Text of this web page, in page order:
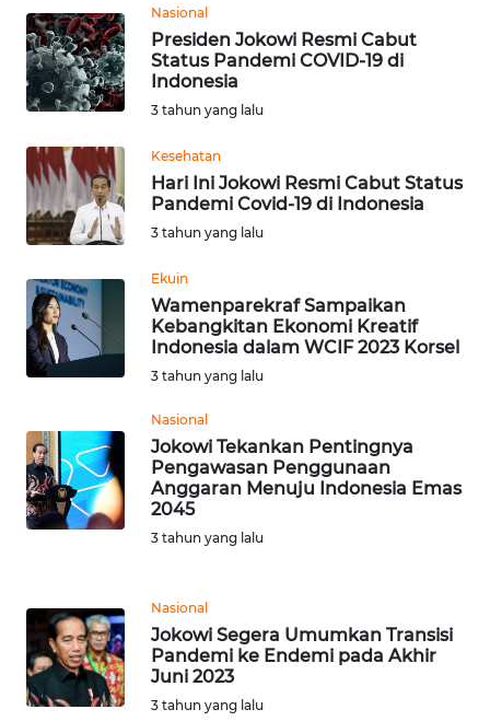
Nasional
Presiden Jokowi Resmi Cabut
Status Pandemi COVID-19 di
Indonesia
3 tahun yang lalu
Kesehatan
Hari Ini Jokowi Resmi Cabut Status
Pandemi Covid-19 di Indonesia
3 tahun yang lalu
Ekuin
Wamenparekraf Sampaikan
Kebangkitan Ekonomi Kreatif
Indonesia dalam WCIF 2023 Korsel
3 tahun yang lalu
Nasional
Jokowi Tekankan Pentingnya
Pengawasan Penggunaan
Anggaran Menuju Indonesia Emas
2045
3 tahun yang lalu
Nasional
Jokowi Segera Umumkan Transisi
Pandemi ke Endemi pada Akhir
Juni 2023
3 tahun yang lalu
TAPANULI
SELATAN
WN
TANJUNG
WN
KARO
WN
SIMALUNGUN
WN
LABUHANBATU
WN
TAPANULI
TENGAH
WN
TEBING
TINGGI